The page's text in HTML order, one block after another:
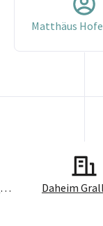
Matthäus
TRIMAS Steuerberatung GmbH Daheim